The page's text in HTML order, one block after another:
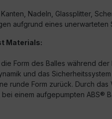
Nadeln, Glassplitter,
aufgrund eines
Materials:
Form des Balles während
und das
runde Form zurück. Durch
einem aufgepumpten